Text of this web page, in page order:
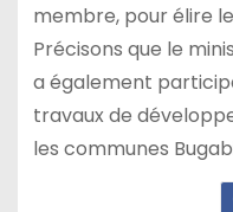
membre, pour élire
Précisons que le
a également
travaux de
les communes